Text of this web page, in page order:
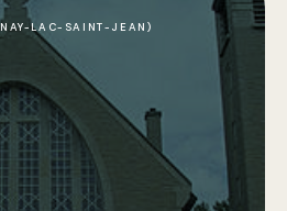
LAC-SAINT-JEAN)